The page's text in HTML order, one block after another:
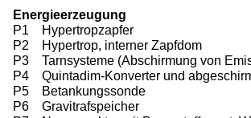
Energieerzeugung
P1 Hypertropzapfer
P2 Hypertrop, interner Zapfdom
P3 Tarnsysteme (Abschirmung von
P4 Quintadim-Konverter und
P5 Betankungssonde
P6 Gravitrafspeicher